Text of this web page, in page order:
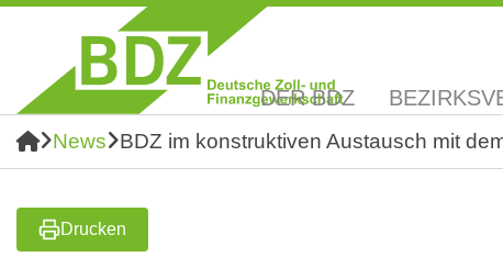
DER BDZ
News BDZ im konstruktiven Austausch mit
Drucken